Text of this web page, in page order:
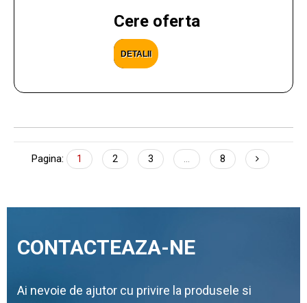
Cere oferta
DETALII
Pagina: 1 2 3 8
CONTACTEAZA-NE
Ai nevoie de ajutor cu privire la produsele si